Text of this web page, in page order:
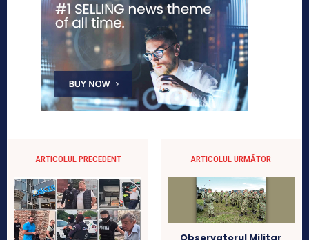
ARTICOLUL PRECEDENT ARTICOLUL URMĂTOR